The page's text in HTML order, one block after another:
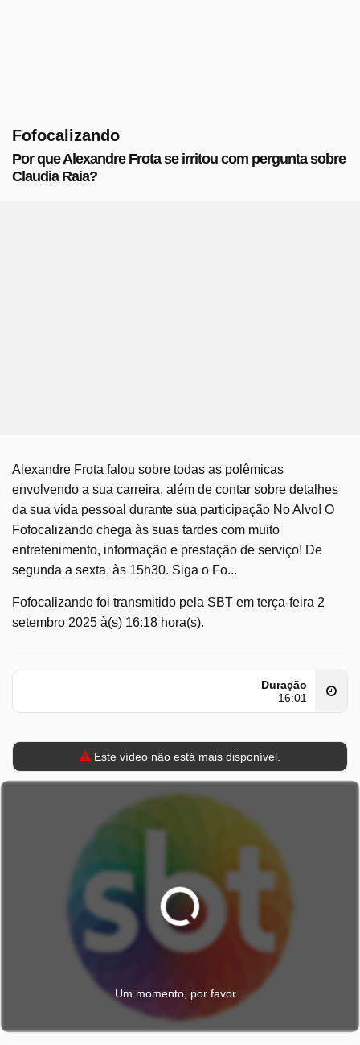
Fofocalizando
Por que Alexandre Frota se irritou com pergunta sobre
Claudia Raia?
Alexandre Frota falou sobre todas as polêmicas
envolvendo a sua carreira, além de contar sobre detalhes
da sua vida pessoal durante sua participação No Alvo! O
Fofocalizando chega às suas tardes com muito
entretenimento, informação e prestação de serviço! De
segunda a sexta, às 15h30. Siga o Fo...
Fofocalizando foi transmitido pela SBT em terça-feira 2
setembro 2025 à(s) 16:18 hora(s).
Duração
16:01
Este vídeo não está mais disponível.
Um momento, por favor...